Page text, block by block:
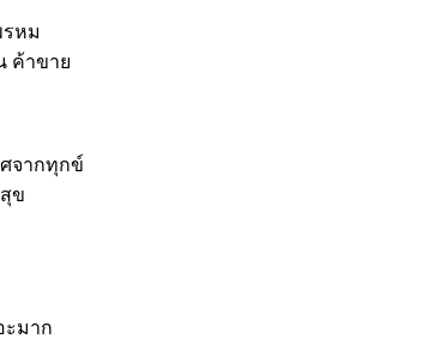
หม
ค้าขา
จากทุกข์
ข
ะมาก